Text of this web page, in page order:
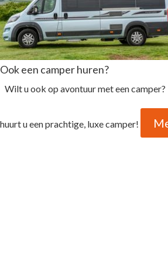
Ook een camper huren?
Wilt u ook op avontuur met een
huurt u een prachtige, luxe camper!